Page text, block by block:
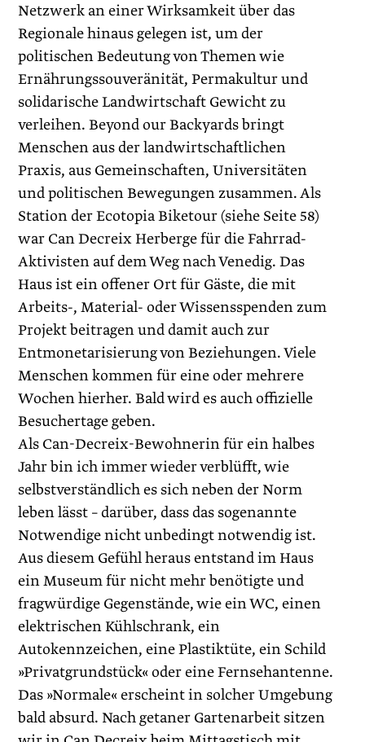
Netzwerk an einer Wirksamkeit über das
Regionale hinaus gelegen ist, um der
politischen Bedeutung von Themen wie
Ernährungssouveränität, Permakultur und
solidarische Landwirtschaft Gewicht zu
verleihen. Beyond our Backyards bringt
Menschen aus der landwirtschaftlichen
Praxis, aus Gemeinschaften, Universitäten
und politischen Bewegungen zusammen. Als
Station der Ecotopia Biketour (siehe Seite 58)
war Can Decreix Herberge für die Fahrrad-
Aktivisten auf dem Weg nach Venedig. Das
Haus ist ein offener Ort für Gäste, die mit
Arbeits-, Material- oder Wissensspenden zum
Projekt beitragen und damit auch zur
Entmonetarisierung von Beziehungen. Viele
Menschen kommen für eine oder mehrere
Wochen hierher. Bald wird es auch offizielle
Besuchertage geben.
Als Can-Decreix-Bewohnerin für ein halbes
Jahr bin ich immer wieder verblüfft, wie
selbstverständlich es sich neben der Norm
leben lässt – darüber, dass das sogenannte
Notwendige nicht unbedingt notwendig ist.
Aus diesem Gefühl heraus entstand im Haus
ein Museum für nicht mehr benötigte und
fragwürdige Gegenstände, wie ein WC, einen
elektrischen Kühlschrank, ein
Autokennzeichen, eine Plastiktüte, ein Schild
»Privatgrundstück« oder eine Fernsehantenne.
Das »Normale« erscheint in solcher Umgebung
bald absurd. Nach getaner Gartenarbeit sitzen